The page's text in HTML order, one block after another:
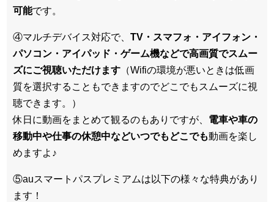
可能です。
④マルチデバイス対応で、 TV・スマフォ・アイフォン・
パソコン・アイパッド・ゲーム機などで高画質でスムー
ズにご視聴いただけます （Wifiの環境が悪いときは低画
質を選択することもできますのでどこでもスムーズに視
聴できます。）
休日に動画をまとめて観るのもありですが、 電車や車の
移動中や仕事の休憩中などいつでもどこでも動画を楽し
めますよ♪
⑤auスマートパスプレミアムは以下の様々な特典があり
ます！